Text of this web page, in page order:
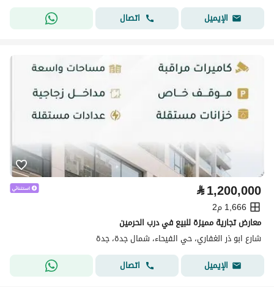
الإيميل
اتصال
⃁1,200,000
1,666 م2
معارض تجارية مميزة للبيع في درب الحرمين
شارع ابو ذر الغفاري، حي الفيحاء، شمال جدة، جدة
الإيميل
اتصال